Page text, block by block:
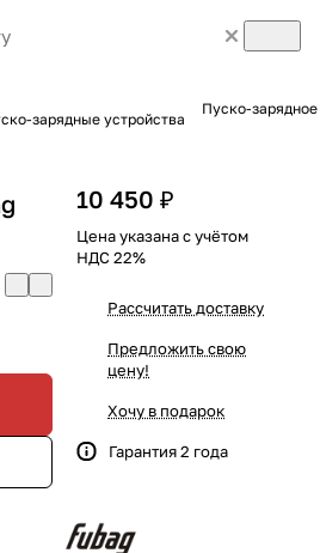
зарядные устройства
Пуско-
10 450 ₽
Цена указана с учётом
НДС 22%
Рассчитать доставку
Предложить свою
цену!
Хочу в подарок
Гарантия 2 года